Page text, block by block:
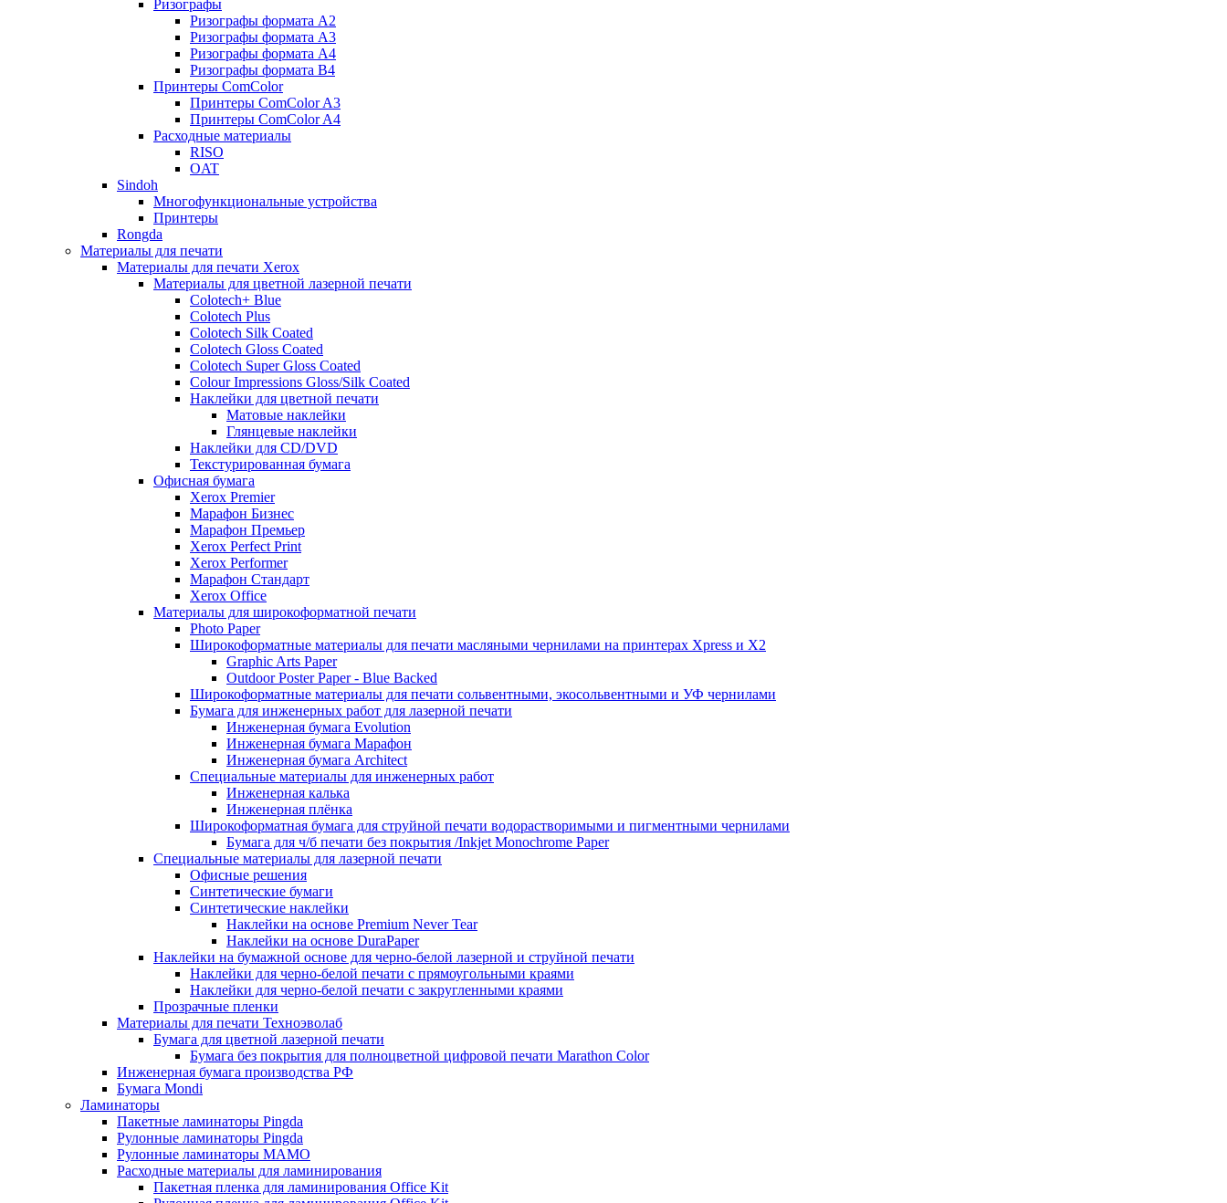
Ризографы
Ризографы формата A2
Ризографы формата A3
Ризографы формата A4
Ризографы формата B4
Принтеры ComColor
Принтеры ComColor A3
Принтеры ComColor A4
Расходные материалы
RISO
OAT
Sindoh
Многофункциональные устройства
Принтеры
Rongda
Материалы для печати
Материалы для печати Xerox
Материалы для цветной лазерной печати
Colotech+ Blue
Сolotech Plus
Colotech Silk Coated
Colotech Gloss Coated
Colotech Super Gloss Coated
Colour Impressions Gloss/Silk Coated
Наклейки для цветной печати
Матовые наклейки
Глянцевые наклейки
Наклейки для CD/DVD
Текстурированная бумага
Офисная бумага
Xerox Premier
Марафон Бизнес
Марафон Премьер
Xerox Perfect Print
Xerox Performer
Марафон Стандарт
Xerox Office
Материалы для широкоформатной печати
Photo Paper
Широкоформатные материалы для печати масляными чернилами на принтерах Xpress и X2
Graphic Arts Paper
Outdoor Poster Paper - Blue Backed
Широкоформатные материалы для печати сольвентными, экосольвентными и УФ чернилами
Бумага для инженерных работ для лазерной печати
Инженерная бумага Evolution
Инженерная бумага Марафон
Инженерная бумага Architect
Специальные материалы для инженерных работ
Инженерная калька
Инженерная плёнка
Широкоформатная бумага для струйной печати водорастворимыми и пигментными чернилами
Бумага для ч/б печати без покрытия /Inkjet Monochrome Paper
Специальные материалы для лазерной печати
Офисные решения
Синтетические бумаги
Синтетические наклейки
Наклейки на основе Premium Never Tear
Наклейки на основе DuraPaper
Наклейки на бумажной основе для черно-белой лазерной и струйной печати
Наклейки для черно-белой печати с прямоугольными краями
Наклейки для черно-белой печати с закругленными краями
Прозрачные пленки
Материалы для печати Техноэволаб
Бумага для цветной лазерной печати
Бумага без покрытия для полноцветной цифровой печати Marathon Color
Инженерная бумага производства РФ
Бумага Mondi
Ламинаторы
Пакетные ламинаторы Pingda
Рулонные ламинаторы Pingda
Рулонные ламинаторы MAMO
Расходные материалы для ламинирования
Пакетная пленка для ламинирования Office Kit